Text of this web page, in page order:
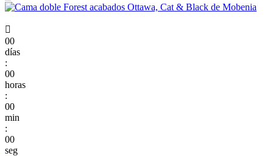

00
días
:
00
horas
:
00
min
:
00
seg